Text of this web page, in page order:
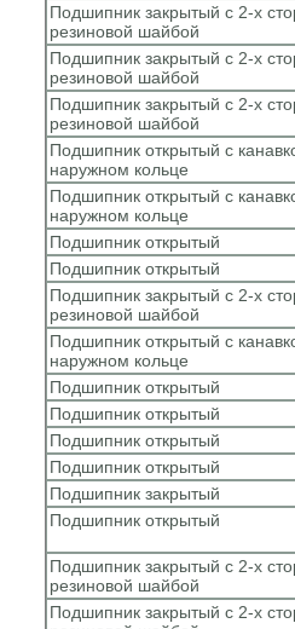
Подшипник закрытый с 2-х
резиновой шайбой
Подшипник закрытый с 2-х
резиновой шайбой
Подшипник закрытый с 2-х
резиновой шайбой
Подшипник открытый с
наружном кольце
Подшипник открытый с
наружном кольце
Подшипник открытый
Подшипник открытый
Подшипник закрытый с 2-х
резиновой шайбой
Подшипник открытый с
наружном кольце
Подшипник открытый
Подшипник открытый
Подшипник открытый
Подшипник открытый
Подшипник закрытый
Подшипник открытый
Подшипник закрытый с 2-х
резиновой шайбой
Подшипник закрытый с 2-х